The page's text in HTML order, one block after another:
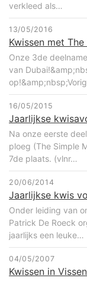
verkleed als…
13/05/2016
Kwissen met
Onze 3de
van
16/05/2015
Jaarlijkse
Na onze eerste
ploeg (The Simple
7de plaats. (vlnr…
20/06/2014
Jaarlijkse kwis
Onder leiding van
Patrick De Roeck
jaarlijks een leuke…
04/05/2007
Kwissen in